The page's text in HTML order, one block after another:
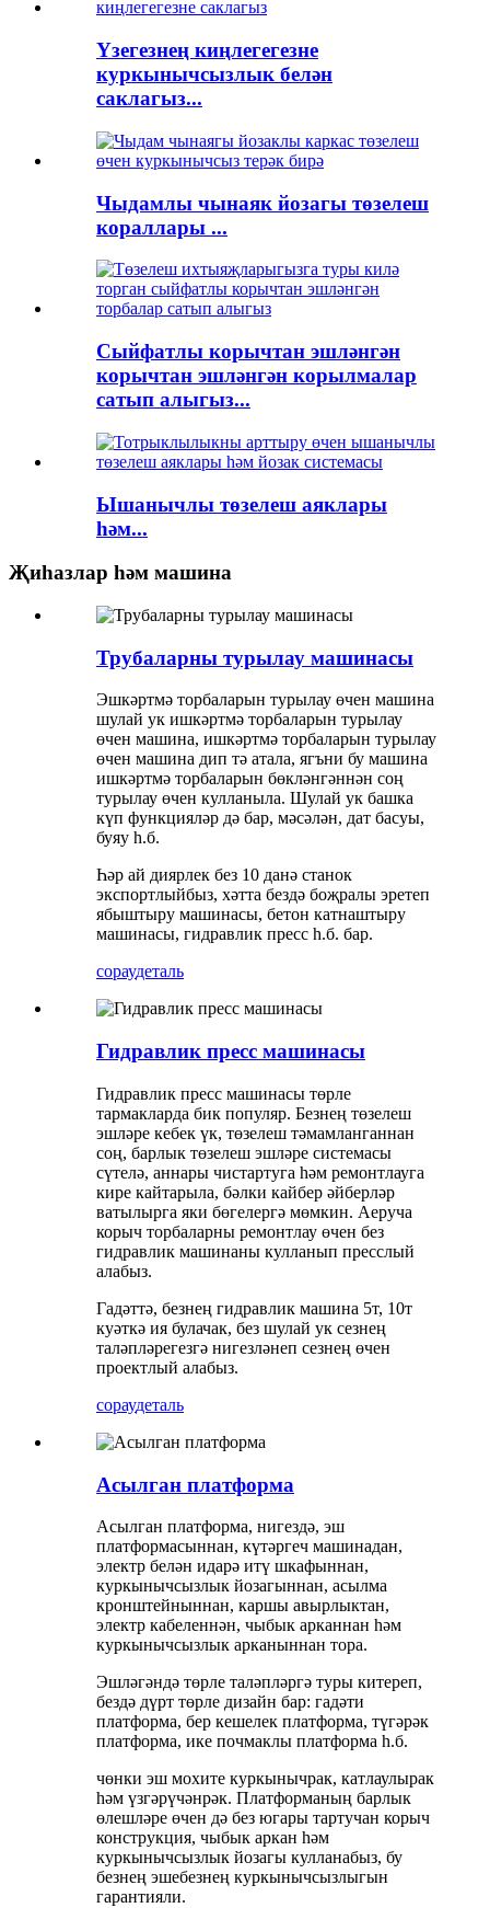
Үзегезнең киңлегегезне
куркынычсызлык белән
саклагыз...
Чыдамлы чынаяк йозагы төзелеш
кораллары ...
Сыйфатлы корычтан эшләнгән
корычтан эшләнгән корылмалар
сатып алыгыз...
Ышанычлы төзелеш аяклары
һәм...
Җиһазлар һәм машина
Трубаларны турылау машинасы
Эшкәртмә торбаларын турылау өчен машина
шулай ук ​​ишкәртмә торбаларын турылау
өчен машина, ишкәртмә торбаларын турылау
өчен машина дип тә атала, ягъни бу машина
ишкәртмә торбаларын бөкләнгәннән соң
турылау өчен кулланыла. Шулай ук ​​башка
күп функцияләр дә бар, мәсәлән, дат басуы,
буяу һ.б.
Һәр ай диярлек без 10 данә станок
экспортлыйбыз, хәтта бездә боҗралы эретеп
ябыштыру машинасы, бетон катнаштыру
машинасы, гидравлик пресс һ.б. бар.
сораудеталь
Гидравлик пресс машинасы
Гидравлик пресс машинасы төрле
тармакларда бик популяр. Безнең төзелеш
эшләре кебек үк, төзелеш тәмамланганнан
соң, барлык төзелеш эшләре системасы
сүтелә, аннары чистартуга һәм ремонтлауга
кире кайтарыла, бәлки кайбер әйберләр
ватылырга яки бөгелергә мөмкин. Аеруча
корыч торбаларны ремонтлау өчен без
гидравлик машинаны кулланып пресслый
алабыз.
Гадәттә, безнең гидравлик машина 5т, 10т
куәткә ия булачак, без шулай ук ​​сезнең
таләпләрегезгә нигезләнеп сезнең өчен
проектлый алабыз.
сораудеталь
Асылган платформа
Асылган платформа, нигездә, эш
платформасыннан, күтәргеч машинадан,
электр белән идарә итү шкафыннан,
куркынычсызлык йозагыннан, асылма
кронштейныннан, каршы авырлыктан,
электр кабеленнән, чыбык арканнан һәм
куркынычсызлык арканыннан тора.
Эшләгәндә төрле таләпләргә туры китереп,
бездә дүрт төрле дизайн бар: гадәти
платформа, бер кешелек платформа, түгәрәк
платформа, ике почмаклы платформа һ.б.
чөнки эш мохите куркынычрак, катлаулырак
һәм үзгәрүчәнрәк. Платформаның барлык
өлешләре өчен дә без югары тартучан корыч
конструкция, чыбык аркан һәм
куркынычсызлык йозагы кулланабыз, бу
безнең эшебезнең куркынычсызлыгын
гарантияли.